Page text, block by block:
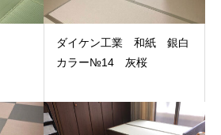
ダイケン工業 和紙 銀白
カラー№14 灰桜